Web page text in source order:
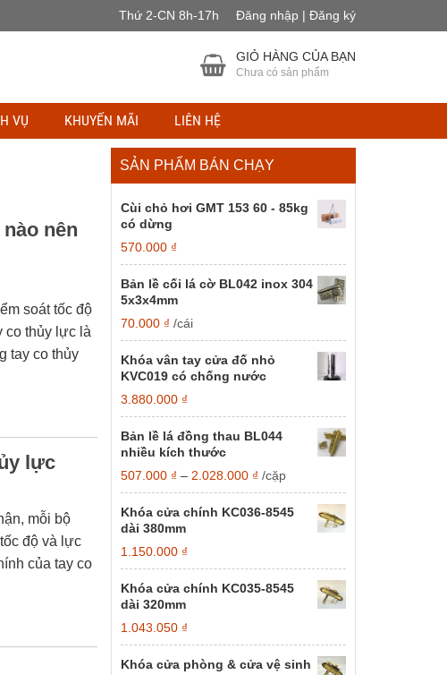
Thứ 2-CN 8h-17h Đăng nhập | Đăng ký
GIỎ HÀNG CỦA BẠN
Chưa có sản phẩm
VỤ KHUYẾN MÃI LIÊN HỆ
nên
soát tốc độ
co thủy lực là
tay co thủy
lực
mỗi bộ
độ và lực
của tay co
SẢN PHẨM BÁN CHẠY
Cùi chỏ hơi GMT 153 60 - 85kg
có dừng
570.000 ₫
Bản lề cối lá cờ BL042 inox 304
5x3x4mm
70.000 ₫ /cái
Khóa vân tay cửa đố nhỏ
KVC019 có chống nước
3.880.000 ₫
Bản lề lá đồng thau BL044
nhiều kích thước
507.000 ₫ – 2.028.000 ₫ Khoảng
giá:
từ
/cặp
Khóa cửa chính KC036-8545
dài 380mm
1.150.000 ₫
Khóa cửa chính KC035-8545
dài 320mm
1.043.050 ₫
Khóa cửa phòng & cửa vệ sinh